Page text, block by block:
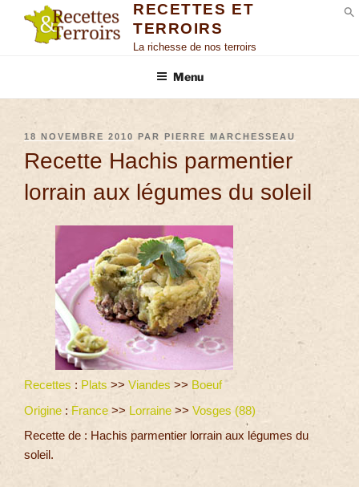
RECETTES ET
TERROIRS
La richesse de nos terroirs
Menu
18 NOVEMBRE 2010 PAR PIERRE MARCHESSEAU
Recette Hachis parmentier
lorrain aux légumes du soleil
Recettes : Plats >> Viandes >> Boeuf
Origine : France >> Lorraine >> Vosges (88)
Recette de : Hachis parmentier lorrain aux légumes du
soleil.